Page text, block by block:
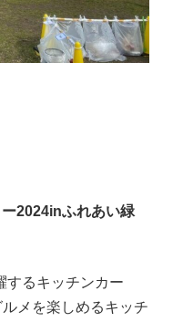
2024inふれあい緑
するキッチンカー
メを楽しめるキッチ